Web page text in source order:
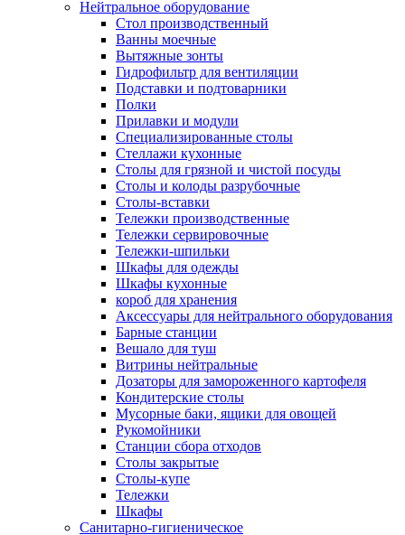
Нейтральное оборудование
Cтол производственный
Ванны моечные
Вытяжные зонты
Гидрофильтр для вентиляции
Подставки и подтоварники
Полки
Прилавки и модули
Специализированные столы
Стеллажи кухонные
Столы для грязной и чистой посуды
Столы и колоды разрубочные
Столы-вставки
Тележки производственные
Тележки сервировочные
Тележки-шпильки
Шкафы для одежды
Шкафы кухонные
короб для хранения
Аксессуары для нейтрального оборудования
Барные станции
Вешало для туш
Витрины нейтральные
Дозаторы для замороженного картофеля
Кондитерские столы
Мусорные баки, ящики для овощей
Рукомойники
Станции сбора отходов
Столы закрытые
Столы-купе
Тележки
Шкафы
Санитарно-гигиеническое